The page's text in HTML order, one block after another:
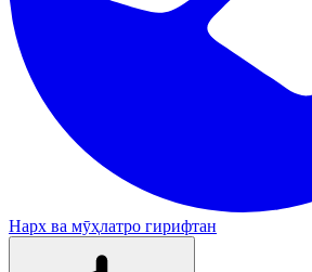
Нарх ва мӯҳлатро гирифтан